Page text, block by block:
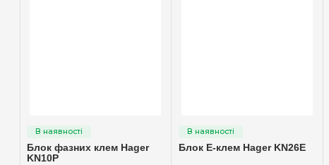
Блок фазних клем Hager
KN10P
Блок E-клем Hager KN26E